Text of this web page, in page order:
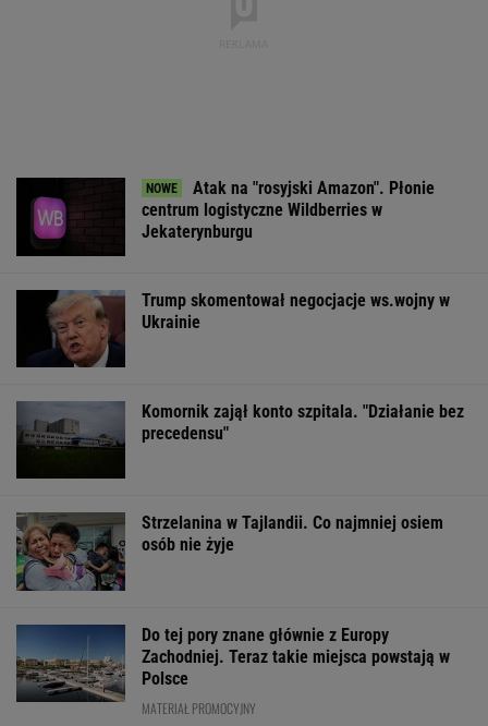
Atak na "rosyjski Amazon". Płonie
centrum logistyczne Wildberries w
Jekaterynburgu
Trump skomentował negocjacje ws.wojny w
Ukrainie
Komornik zajął konto szpitala. "Działanie bez
precedensu"
Strzelanina w Tajlandii. Co najmniej osiem
osób nie żyje
Do tej pory znane głównie z Europy
Zachodniej. Teraz takie miejsca powstają w
Polsce
MATERIAŁ PROMOCYJNY